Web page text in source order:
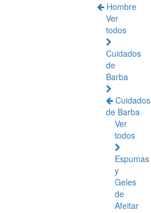
Hombre
Ver
todos
Cuidados
de
Barba
Cuidados
de Barba
Ver
todos
Espumas
y
Geles
de
Afeitar